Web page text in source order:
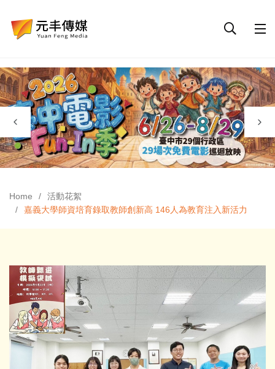
Home
活動花絮
嘉義大學師資培育錄取教師創新高 146人為教育注入新活力